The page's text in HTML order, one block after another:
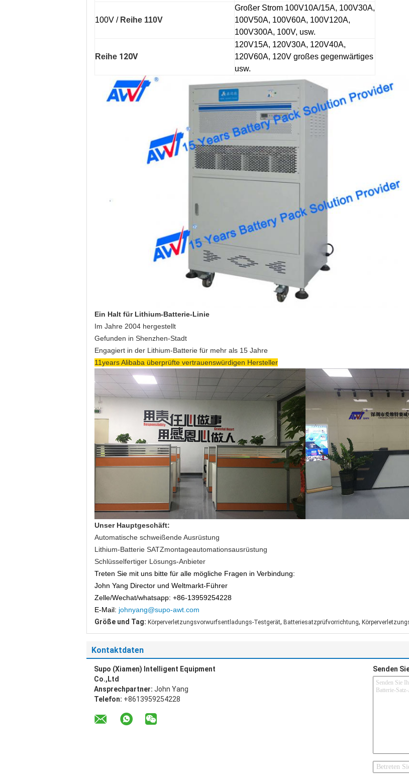
100V / Reihe 110V
Großer Strom 100V10A/15A, 100V30A,
100V50A, 100V60A, 100V120A,
100V300A, 100V, usw.
Reihe 120V
120V15A, 120V30A, 120V40A,
120V60A, 120V großes gegenwärtiges
usw.
Ein Halt für Lithium-Batterie-Linie
Im Jahre 2004 hergestellt
Gefunden in Shenzhen-Stadt
Engagiert in der Lithium-Batterie für mehr als 15 Jahre
11years Alibaba überprüfte vertrauenswürdigen Hersteller
Unser Hauptgeschäft:
Automatische schweißende Ausrüstung
Lithium-Batterie SATZmontageautomationsausrüstung
Schlüsselfertiger Lösungs-Anbieter
Treten Sie mit uns bitte für alle mögliche Fragen in Verbindung:
John Yang Director und Weltmarkt-Führer
Zelle/Wechat/whatsapp: +86-13959254228
E-Mail: johnyang@supo-awt.com
Größe und Tag: Körperverletzungsvorwurfsentladungs-Testgerät, Batteriesatzprüfvorrichtung,
Kontaktdaten
Supo (Xiamen) Intelligent Equipment
Co.,Ltd
Ansprechpartner: John Yang
Telefon: +8613959254228
Senden